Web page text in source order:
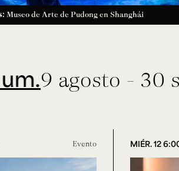
Museo de Arte de Pudong en Shanghái
- 30
Evento MIÉR. 12